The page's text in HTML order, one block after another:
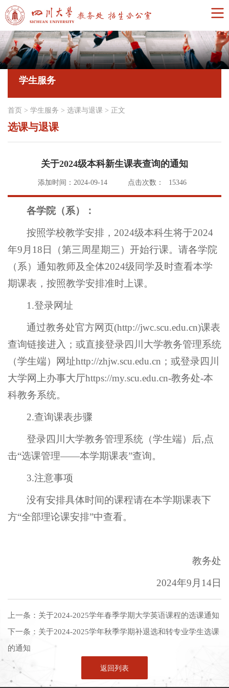
学生服务
首页 > 学生服务 > 选课与退课 > 正文
选课与退课
关于2024级本科新生课表查询的通知
添加时间：2024-09-14 点击次数： 15346
各学院（系）：
按照学校教学安排，2024级本科生将于2024
年9月18日（第三周星期三）开始行课。请各学院
（系）通知教师及全体2024级同学及时查看本学
期课表，按照教学安排准时上课。
1.登录网址
通过教务处官方网页(http://jwc.scu.edu.cn)课表
查询链接进入；或直接登录四川大学教务管理系统
（学生端）网址http://zhjw.scu.edu.cn；或登录四川
大学网上办事大厅https://my.scu.edu.cn-教务处-本
科教务系统。
2.查询课表步骤
登录四川大学教务管理系统（学生端）后,点
击“选课管理——本学期课表”查询。
3.注意事项
没有安排具体时间的课程请在本学期课表下
方“全部理论课安排”中查看。
教务处
2024年9月14日
上一条： 关于2024-2025学年春季学期大学英语课程的选课通知
下一条： 关于2024-2025学年秋季学期补退选和转专业学生选课
的通知
返回列表